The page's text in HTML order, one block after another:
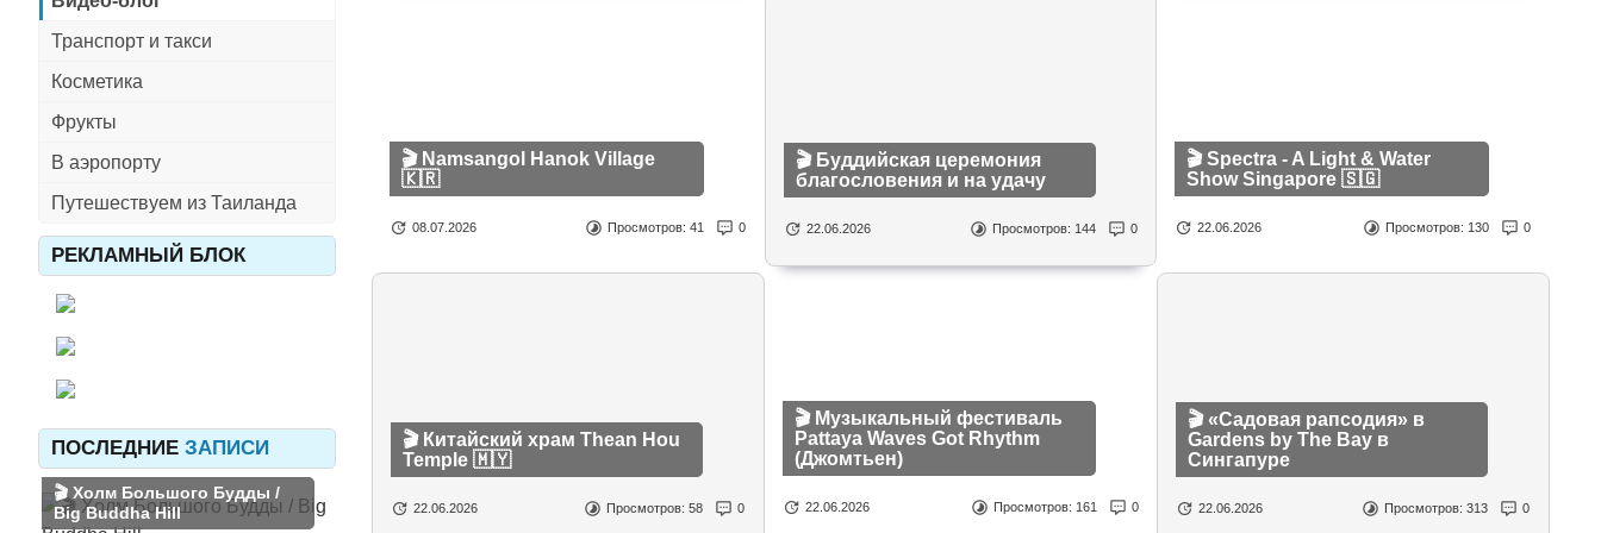
Транспорт и такси
Косметика
Фрукты
В аэропорту
Путешествуем из Таиланда
РЕКЛАМНЫЙ БЛОК
ПОСЛЕДНИЕ ЗАПИСИ
🎬 Холм Большого Будды /
Big Buddha Hill
🎬 Namsangol Hanok Village
🇰🇷
08.07.2026 0
Просмотров: 41
🎬 Буддийская церемония
благословения и на удачу
22.06.2026 0
Просмотров: 144
🎬 Spectra - A Light & Water
Show Singapore 🇸🇬
22.06.2026 0
Просмотров: 130
🎬 Китайский храм Thean Hou
Temple 🇲🇾
22.06.2026 0
Просмотров: 58
🎬 Музыкальный фестиваль
Pattaya Waves Got Rhythm
(Джомтьен)
22.06.2026 0
Просмотров: 161
🎬 «Садовая рапсодия» в
Gardens by The Bay в
Сингапуре
22.06.2026 0
Просмотров:313